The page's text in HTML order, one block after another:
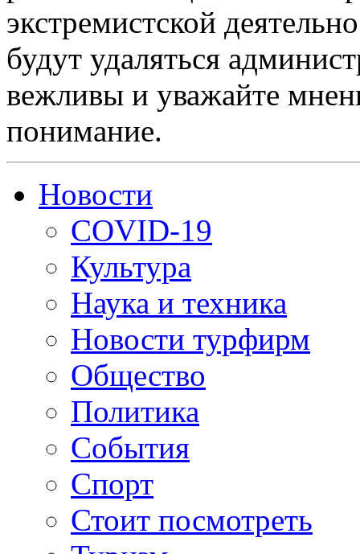
экстремистской
будут удаляться
вежливы и уважайте
понимание.
Новости
COVID-19
Культура
Наука и техника
Новости турфирм
Общество
Политика
События
Спорт
Стоит посмотреть